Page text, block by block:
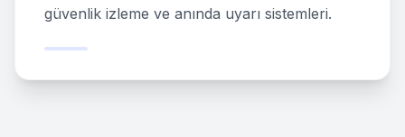
güvenlik izleme ve anında uyarı sistemleri.